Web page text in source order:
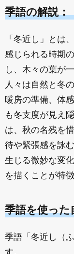
季語の解説：
「冬近し」とは
感じられる時期
し、木々の葉が
人々は自然と冬
暖房の準備、体
も冬支度が見え
は、秋の名残を
待や緊張感を詠
生じる微妙な変
を描くことが特徴
季語を使った
季語「冬近し（
す。